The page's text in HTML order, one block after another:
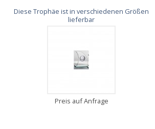
Diese Trophäe ist in verschiedenen Größen
lieferbar
Preis auf Anfrage